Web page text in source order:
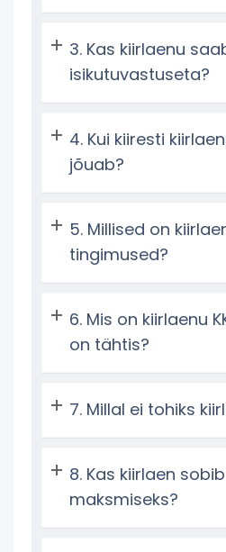
Kas kiirlaenu
isikutuvastuseta?
Kui kiiresti
jõuab?
Millised on
tingimused?
Mis on kiirlaenu
on tähtis?
Millal ei tohiks
Kas kiirlaen
maksmiseks?